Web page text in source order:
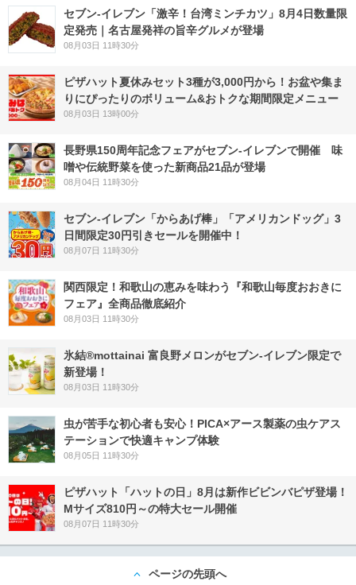
セブン-イレブン「激辛！台湾ミンチカツ」8月4日数量限
定発売｜名古屋発祥の旨辛グルメが登場
08月03日 11時30分
ピザハット夏休みセット3種が3,000円から！お盆や集ま
りにぴったりのボリューム&おトクな期間限定メニュー
08月03日 13時00分
長野県150周年記念フェアがセブン-イレブンで開催 味
噌や伝統野菜を使った新商品21品が登場
08月04日 11時30分
セブン‐イレブン「からあげ棒」「アメリカンドッグ」3
日間限定30円引きセールを開催中！
08月07日 11時30分
関西限定！和歌山の恵みを味わう『和歌山毎度おおきに
フェア』全商品徹底紹介
08月03日 11時30分
氷結®mottainai 富良野メロンがセブン‐イレブン限定で
新登場！
08月03日 11時30分
虫が苦手な初心者も安心！PICA×アース製薬の虫ケアス
テーションで快適キャンプ体験
08月05日 11時30分
ピザハット「ハットの日」8月は新作ビビンバピザ登場！
Mサイズ810円～の特大セール開催
08月07日 11時30分
ページの先頭へ